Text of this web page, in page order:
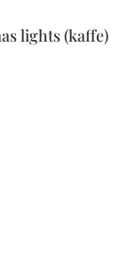
lights (kaffe)